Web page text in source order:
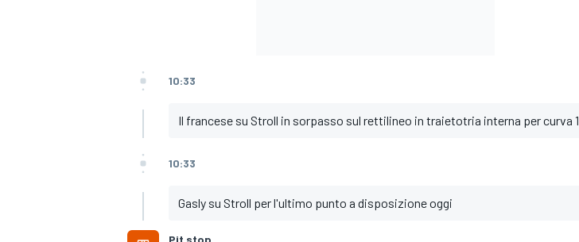
10:33
Il francese su Stroll in sorpasso sul rettilineo in traietotria interna per curva 1
10:33
Gasly su Stroll per l'ultimo punto a disposizione oggi